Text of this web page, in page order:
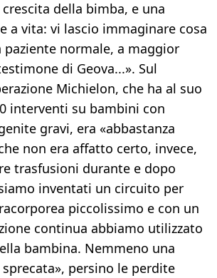
della bimba, e una
a vita: vi lascio immaginare cosa
normale, a maggior
di Geova...». Sul
Michielon, che ha al suo
interventi su bambini con
gravi, era «abbastanza
non era affatto certo, invece,
trasfusioni durante e dopo
siamo inventati un circuito per
piccolissimo e con un
continua abbiamo utilizzato
bambina. Nemmeno una
persino le perdite